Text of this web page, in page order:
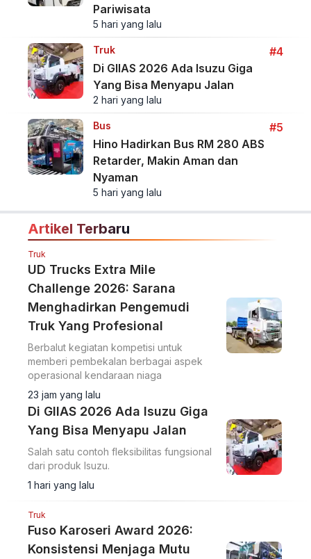
Pariwisata
5 hari yang lalu
Truk
#4
Di GIIAS 2026 Ada Isuzu Giga
Yang Bisa Menyapu Jalan
2 hari yang lalu
Bus
#5
Hino Hadirkan Bus RM 280 ABS
Retarder, Makin Aman dan
Nyaman
5 hari yang lalu
Artikel Terbaru
Truk
UD Trucks Extra Mile
Challenge 2026: Sarana
Menghadirkan Pengemudi
Truk Yang Profesional
Berbalut kegiatan kompetisi untuk
memberi pembekalan berbagai aspek
operasional kendaraan niaga
23 jam yang lalu
Di GIIAS 2026 Ada Isuzu Giga
Yang Bisa Menyapu Jalan
Salah satu contoh fleksibilitas fungsional
dari produk Isuzu.
1 hari yang lalu
Truk
Fuso Karoseri Award 2026:
Konsistensi Menjaga Mutu